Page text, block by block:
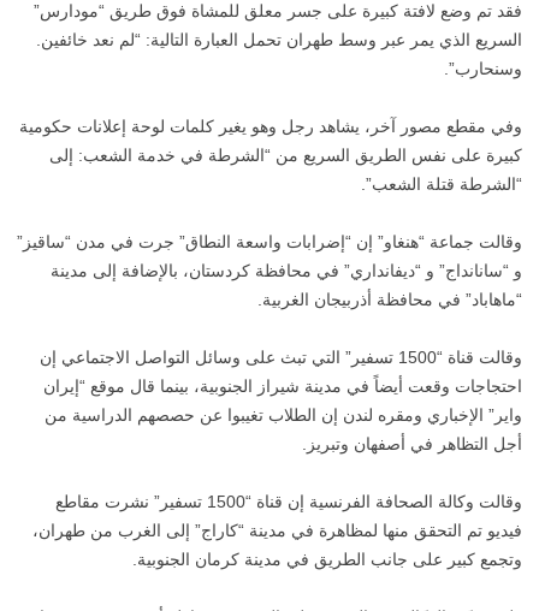
فقد تم وضع لافتة كبيرة على جسر معلق للمشاة فوق طريق “مودارس”
السريع الذي يمر عبر وسط طهران تحمل العبارة التالية: “لم نعد خائفين.
وسنحارب”.
وفي مقطع مصور آخر، يشاهد رجل وهو يغير كلمات لوحة إعلانات حكومية
كبيرة على نفس الطريق السريع من “الشرطة في خدمة الشعب: إلى
“الشرطة قتلة الشعب”.
وقالت جماعة “هنغاو” إن “إضرابات واسعة النطاق” جرت في مدن “ساقيز”
و “سانانداج” و “ديفانداري” في محافظة كردستان، بالإضافة إلى مدينة
“ماهاباد” في محافظة أذربيجان الغربية.
وقالت قناة “1500 تسفير” التي تبث على وسائل التواصل الاجتماعي إن
احتجاجات وقعت أيضاً في مدينة شيراز الجنوبية، بينما قال موقع “إيران
واير” الإخباري ومقره لندن إن الطلاب تغيبوا عن حصصهم الدراسية من
أجل التظاهر في أصفهان وتبريز.
وقالت وكالة الصحافة الفرنسية إن قناة “1500 تسفير” نشرت مقاطع
فيديو تم التحقق منها لمظاهرة في مدينة “كاراج” إلى الغرب من طهران،
وتجمع كبير على جانب الطريق في مدينة كرمان الجنوبية.